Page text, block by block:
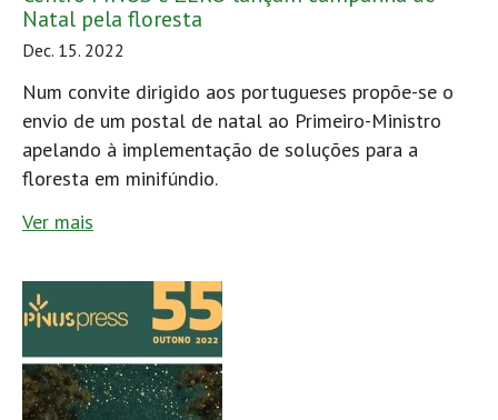
Natal pela floresta
Dec. 15. 2022
Num convite dirigido aos portugueses propõe-se o
envio de um postal de natal ao Primeiro-Ministro
apelando à implementação de soluções para a
floresta em minifúndio.
Ver mais